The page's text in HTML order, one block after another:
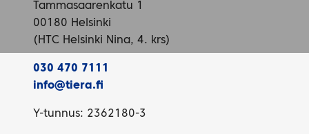
Tammasaarenkatu 1
00180 Helsinki
(HTC Helsinki Nina, 4. krs)
030 470 7111
info@tiera.fi
Y-tunnus: 2362180-3